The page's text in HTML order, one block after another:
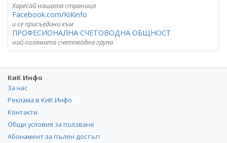
Харесай нашата страница
Facebook.com/KiKinfo
и се присъедини към
ПРОФЕСИОНАЛНА СЧЕТОВОДНА ОБЩНОСТ
най-голямата счетоводна група
КиК Инфо
За нас
Реклама в КиК Инфо
Контакти
Общи условия за ползване
Абонамент за пълен достъп